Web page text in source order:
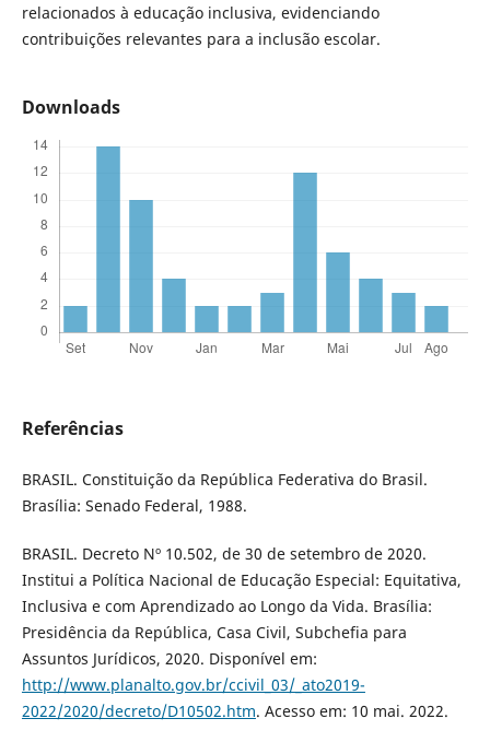
relacionados à educação inclusiva, evidenciando
contribuições relevantes para a inclusão escolar.
Downloads
Referências
BRASIL. Constituição da República Federativa do Brasil.
Brasília: Senado Federal, 1988.
BRASIL. Decreto Nº 10.502, de 30 de setembro de 2020.
Institui a Política Nacional de Educação Especial: Equitativa,
Inclusiva e com Aprendizado ao Longo da Vida. Brasília:
Presidência da República, Casa Civil, Subchefia para
Assuntos Jurídicos, 2020. Disponível em:
http://www.planalto.gov.br/ccivil_03/_ato2019-
2022/2020/decreto/D10502.htm. Acesso em: 10 mai. 2022.